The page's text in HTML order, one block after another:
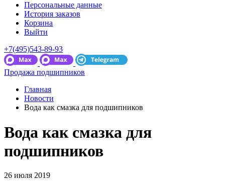
Персональные данные
История заказов
Корзина
Выйти
+7(495)543-89-93
Продажа подшипников
Главная
Новости
Вода как смазка для подшипников
Вода как смазка для
подшипников
26 июля 2019